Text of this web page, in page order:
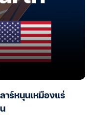
าร์หนุนเหมืองแร่